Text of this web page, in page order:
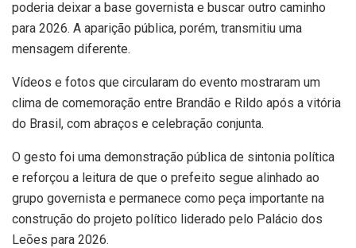
poderia deixar a base governista e buscar outro caminho
para 2026. A aparição pública, porém, transmitiu uma
mensagem diferente.
Vídeos e fotos que circularam do evento mostraram um
clima de comemoração entre Brandão e Rildo após a vitória
do Brasil, com abraços e celebração conjunta.
O gesto foi uma demonstração pública de sintonia política
e reforçou a leitura de que o prefeito segue alinhado ao
grupo governista e permanece como peça importante na
construção do projeto político liderado pelo Palácio dos
Leões para 2026.